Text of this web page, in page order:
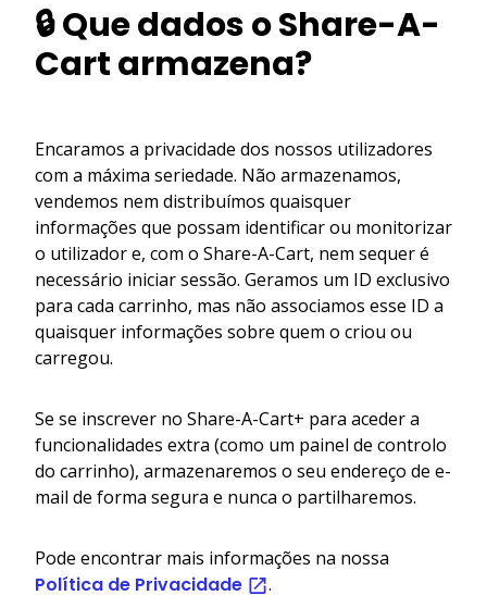
🔒 Que dados o Share-A-
Cart armazena?
Encaramos a privacidade dos nossos utilizadores
com a máxima seriedade. Não armazenamos,
vendemos nem distribuímos quaisquer
informações que possam identificar ou monitorizar
o utilizador e, com o Share-A-Cart, nem sequer é
necessário iniciar sessão. Geramos um ID exclusivo
para cada carrinho, mas não associamos esse ID a
quaisquer informações sobre quem o criou ou
carregou.
Se se inscrever no Share-A-Cart+ para aceder a
funcionalidades extra (como um painel de controlo
do carrinho), armazenaremos o seu endereço de e-
mail de forma segura e nunca o partilharemos.
Pode encontrar mais informações na nossa
Política de Privacidade .